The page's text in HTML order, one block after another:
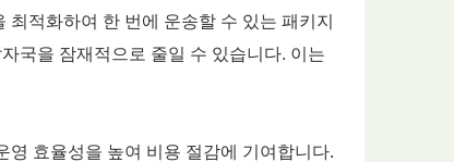
적화하여 한 번에 운송할 수 있는 패키지
국을 잠재적으로 줄일 수 있습니다. 이는
영 효율성을 높여 비용 절감에 기여합니다.